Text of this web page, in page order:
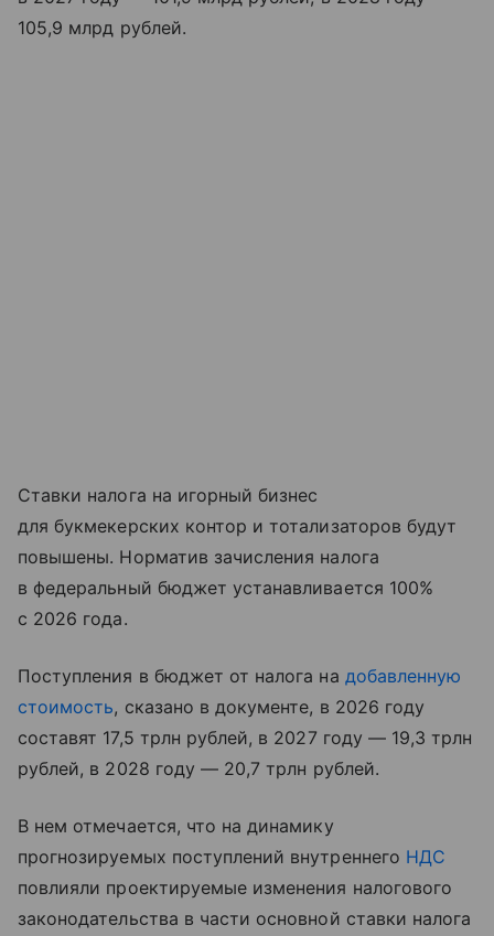
105,9 млрд рублей.
Ставки налога на игорный бизнес
для букмекерских контор и тотализаторов будут
повышены. Норматив зачисления налога
в федеральный бюджет устанавливается 100%
с 2026 года.
Поступления в бюджет от налога на добавленную
стоимость, сказано в документе, в 2026 году
составят 17,5 трлн рублей, в 2027 году — 19,3 трлн
рублей, в 2028 году — 20,7 трлн рублей.
В нем отмечается, что на динамику
прогнозируемых поступлений внутреннего НДС
повлияли проектируемые изменения налогового
законодательства в части основной ставки налога